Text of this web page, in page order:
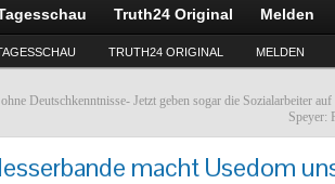
Truth24 Original Melden
TRUTH24 ORIGINAL MELDEN
Deutschkenntnisse- Jetzt geben sogar die Sozialarbeiter auf
Speyer:
macht Usedom